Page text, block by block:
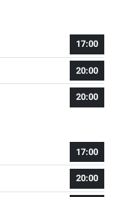
17:00
20:00
20:00
17:00
20:00